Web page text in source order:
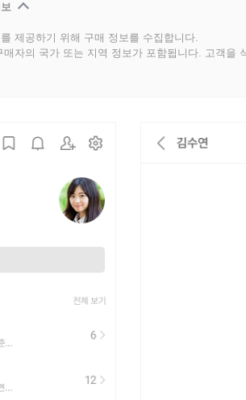
제공하기 위해 구매 정보를 수집합니다.
자의 국가 또는 지역 정보가 포함됩니다. 고객을